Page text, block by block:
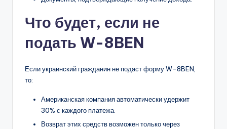
Что будет, если не
подать W-8BEN
Если украинский гражданин не подаст форму W-8BEN,
то:
Американская компания автоматически удержит
30% с каждого платежа.
Возврат этих средств возможен только через